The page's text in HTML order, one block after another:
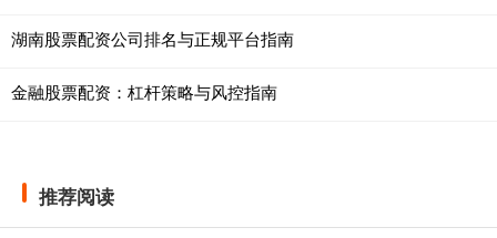
湖南股票配资公司排名与正规平台指南
金融股票配资：杠杆策略与风控指南
推荐阅读